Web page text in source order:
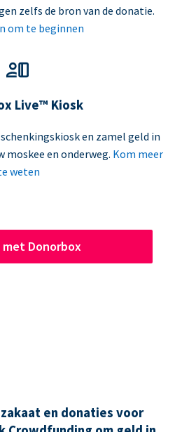
zelfs de bron van de donatie.
om te beginnen
Live™ Kiosk
en zamel geld in
moskee en onderweg. Kom meer
weten
Donorbox
en donaties voor